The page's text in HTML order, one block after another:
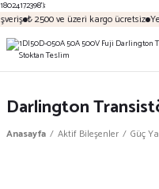
18024172398');
₺ 2500 ve üzeri kargo ücretsiz
Darlington
Anasayfa Aktif Bileşenler Güç